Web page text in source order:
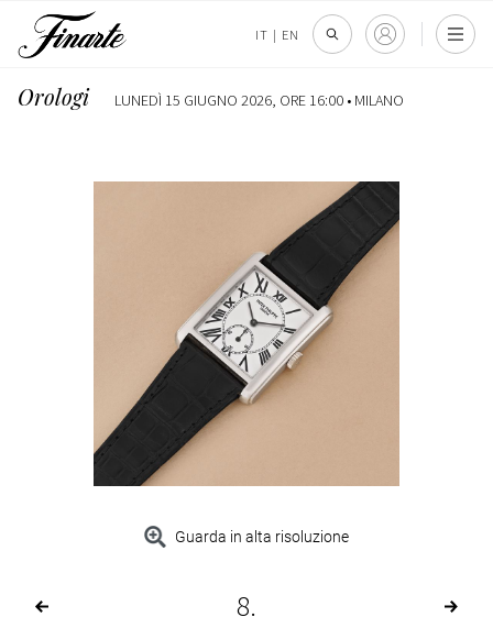
IT | EN
Orologi LUNEDÌ 15 GIUGNO 2026, ORE 16:00 • MILANO
Guarda in alta risoluzione
8